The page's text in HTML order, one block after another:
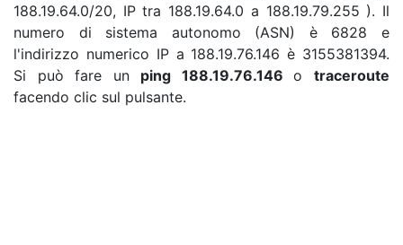
188.19.64.0/20, IP tra 188.19.64.0 a 188.19.79.255 ). Il
numero di sistema autonomo (ASN) è 6828 e
l'indirizzo numerico IP a 188.19.76.146 è 3155381394.
Si può fare un ping 188.19.76.146otraceroute
facendo clic sul pulsante.